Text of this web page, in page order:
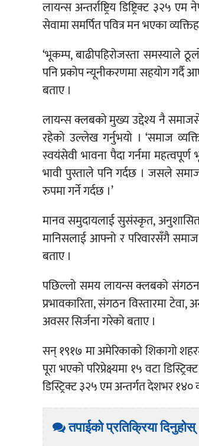
लायन्स अन्तर्राष्ट्रिय डिष्ट्रिक्ट
सेवामा समर्पित पवित्र मन भएका
‘भूकम्प, बाढीपहिरोजस्ता समस्याले
पनि प्रकोप न्यूनीकरणमा सहयोग गर्दै
बताए ।
लायन्स क्लबको मुख्य उद्देश्य नै
रहेको उल्लेख गर्नुभयो । ‘समाज
स्वयंसेवी भावना पैदा गर्नमा
भावी पुस्ताले पनि गर्दछ । जसले
रुपमा गर्ने गर्दछ ।’
मानव समुदायलाई सुसंस्कृत, अनुशासित
मानिसलाई आफ्नो र परिवारसँगै
बताए ।
पछिल्लो समय लायन्स क्लबको संगठन
प्रभावकारिता, संगठन विस्तारमा टेवा,
अवसर सिर्जना गरेको बताए ।
सन् १९१७ मा अमेरिकाको शिकागो
पूरा भएको परिप्रेक्ष्यमा १५ वटा
डिस्ट्रिक्ट ३२५ एम अन्तर्गत देशभर
तपाईको प्रतिक्रिया दिनुहोस्